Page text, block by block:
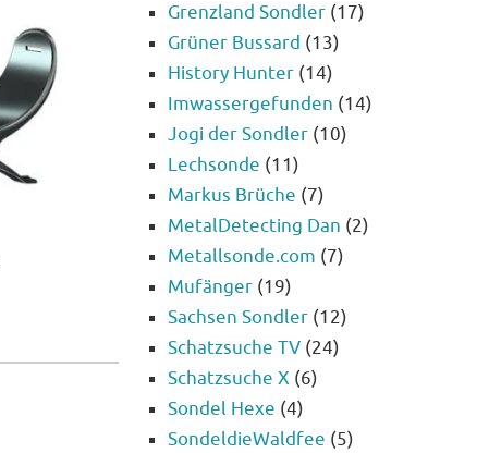
Grenzland Sondler (17)
Grüner Bussard (13)
History Hunter (14)
Imwassergefunden (14)
Jogi der Sondler (10)
Lechsonde (11)
Markus Brüche (7)
MetalDetecting Dan (2)
Metallsonde.com (7)
Mufänger (19)
Sachsen Sondler (12)
Schatzsuche TV (24)
Schatzsuche X (6)
Sondel Hexe (4)
SondeldieWaldfee (5)